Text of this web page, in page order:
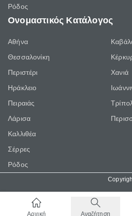
Ρόδος
Ονομαστικός Κατάλογος
Αθήνα
Θεσσαλονίκη
Περιστέρι
Ηράκλειο
Πειραιάς
Λάρισα
Καλλιθέα
Σέρρες
Ρόδος
Χανιά
Αρχική Αναζήτηση